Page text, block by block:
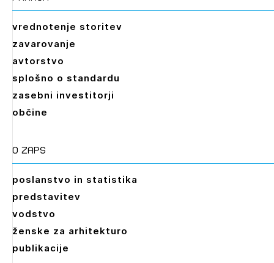
vrednotenje storitev
zavarovanje
avtorstvo
splošno o standardu
zasebni investitorji
občine
O zaps
poslanstvo in statistika
predstavitev
vodstvo
ženske za arhitekturo
publikacije